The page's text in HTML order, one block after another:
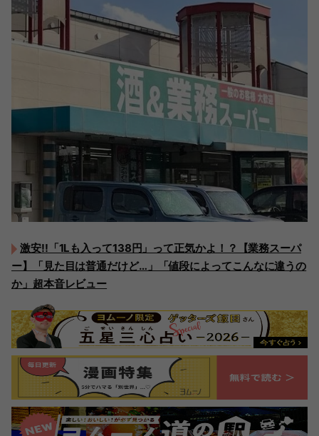
激安!!「1Lも入って138円」って正気かよ！？【業務スーパ
ー】「見た目は普通だけど…」「値段によってこんなに違うの
か」超本音レビュー